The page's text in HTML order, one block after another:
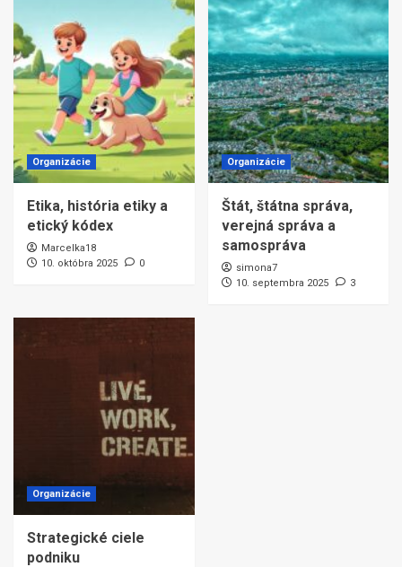
Organizácie
Etika, história etiky a
etický kódex
Marcelka18
10. októbra 2025
0
Organizácie
Štát, štátna správa,
verejná správa a
samospráva
simona7
10. septembra 2025
3
Organizácie
Strategické ciele
podniku